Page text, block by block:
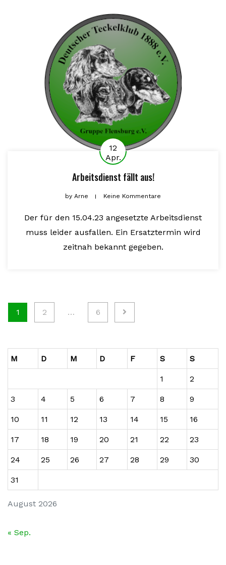
12
Apr.
Arbeitsdienst fällt aus!
by Arne Keine Kommentare
Der für den 15.04.23 angesetzte Arbeitsdienst
muss leider ausfallen. Ein Ersatztermin wird
zeitnah bekannt gegeben.
Seitennummerierung
Beiträge
1 2 … 6
August 2026
M D M D F S S
1 2
3 4 5 6 7 8 9
10 11 12 13 14 15 16
17 18 19 20 21 22 23
24 25 26 27 28 29 30
31
« Sep.